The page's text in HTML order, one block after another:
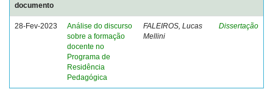
documento
28-Fev-2023
Análise do discurso
sobre a formação
docente no
Programa de
Residência
Pedagógica
FALEIROS, Lucas
Mellini
Dissertação